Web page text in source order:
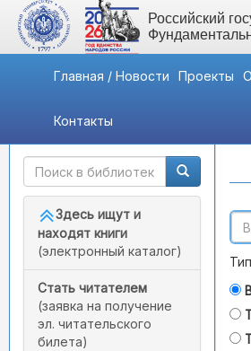
Российский
Главная / Новости Проекты
Контакты
Быстрый доступ
Здесь ищут и
находят книги
(электронный каталог)
Стать читателем
(заявка на получение
эл. читательского
билета)